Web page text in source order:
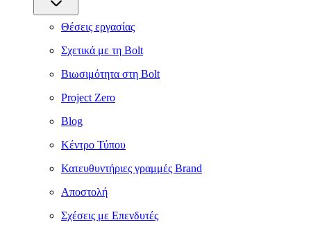
Θέσεις εργασίας
Σχετικά με τη Bolt
Βιωσιμότητα στη Bolt
Project Zero
Blog
Κέντρο Τύπου
Κατευθυντήριες γραμμές Brand
Αποστολή
Σχέσεις με Επενδυτές